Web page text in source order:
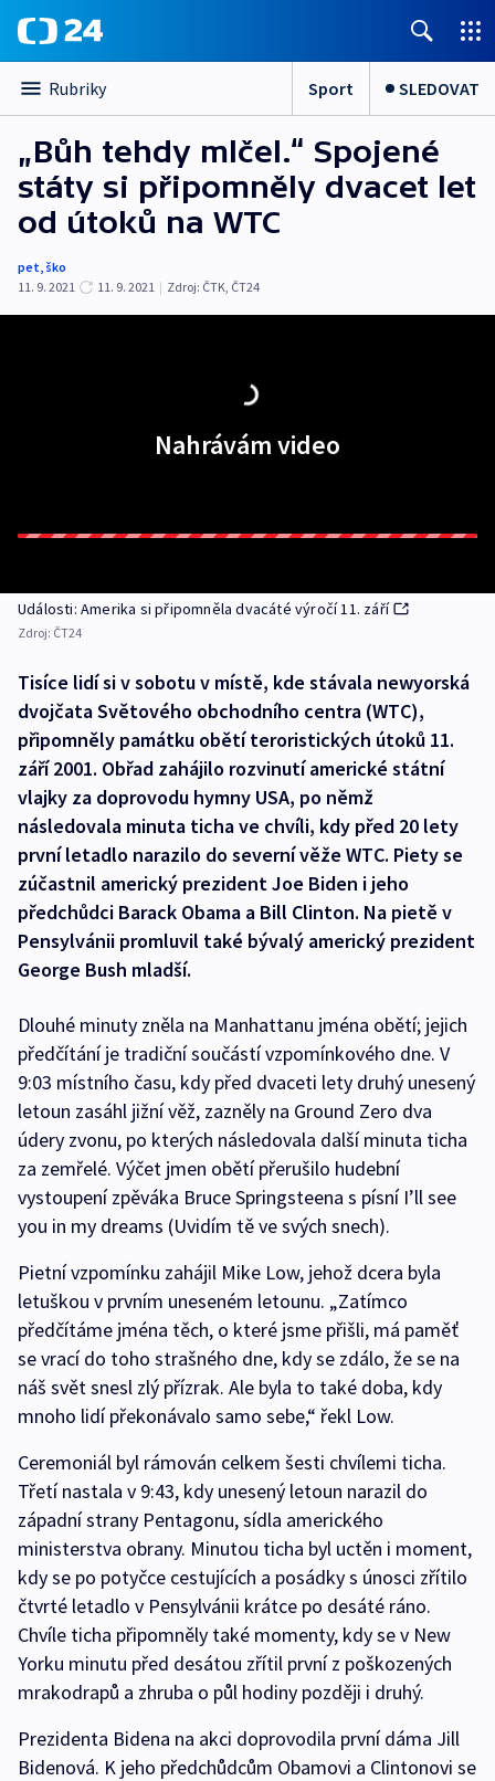
Rubriky Sport SLEDOVAT
„Bůh tehdy mlčel.“ Spojené
státy si připomněly dvacet let
od útoků na WTC
pet, ško
11. 9. 2021
11. 9. 2021 | Zdroj: ČTK, ČT24
Nahrávám video
Události: Amerika si připomněla dvacáté výročí 11. září
Zdroj: ČT24
Tisíce lidí si v sobotu v místě, kde stávala newyorská
dvojčata Světového obchodního centra (WTC),
připomněly památku obětí teroristických útoků 11.
září 2001. Obřad zahájilo rozvinutí americké státní
vlajky za doprovodu hymny USA, po němž
následovala minuta ticha ve chvíli, kdy před 20 lety
první letadlo narazilo do severní věže WTC. Piety se
zúčastnil americký prezident Joe Biden i jeho
předchůdci Barack Obama a Bill Clinton. Na pietě v
Pensylvánii promluvil také bývalý americký prezident
George Bush mladší.
Dlouhé minuty zněla na Manhattanu jména obětí; jejich
předčítání je tradiční součástí vzpomínkového dne. V
9:03 místního času, kdy před dvaceti lety druhý unesený
letoun zasáhl jižní věž, zazněly na Ground Zero dva
údery zvonu, po kterých následovala další minuta ticha
za zemřelé. Výčet jmen obětí přerušilo hudební
vystoupení zpěváka Bruce Springsteena s písní I’ll see
you in my dreams (Uvidím tě ve svých snech).
Pietní vzpomínku zahájil Mike Low, jehož dcera byla
letuškou v prvním uneseném letounu. „Zatímco
předčítáme jména těch, o které jsme přišli, má paměť
se vrací do toho strašného dne, kdy se zdálo, že se na
náš svět snesl zlý přízrak. Ale byla to také doba, kdy
mnoho lidí překonávalo samo sebe,“ řekl Low.
Ceremoniál byl rámován celkem šesti chvílemi ticha.
Třetí nastala v 9:43, kdy unesený letoun narazil do
západní strany Pentagonu, sídla amerického
ministerstva obrany. Minutou ticha byl uctěn i moment,
kdy se po potyčce cestujících a posádky s únosci zřítilo
čtvrté letadlo v Pensylvánii krátce po desáté ráno.
Chvíle ticha připomněly také momenty, kdy se v New
Yorku minutu před desátou zřítil první z poškozených
mrakodrapů a zhruba o půl hodiny později i druhý.
Prezidenta Bidena na akci doprovodila první dáma Jill
Bidenová. K jeho předchůdcům Obamovi a Clintonovi se